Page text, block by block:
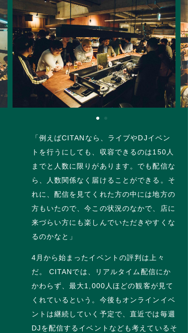
「例えばCITANなら、ライブやDJイベン
トを行うにしても、収容できるのは150人
までと人数に限りがあります。でも配信な
ら、人数関係なく届けることができる。そ
れに、配信を見てくれた方の中には地方の
方もいたので、今この状況のなかで、店に
来づらい方にも楽しんでいただきやすくな
るのかなと」
4月から始まったイベントの評判は上々
だ。 CITANでは、リアルタイム配信にか
かわらず、最大1,000人ほどの観客が見て
くれているという。今後もオンラインイベ
ントは継続していく予定で、直近では毎週
DJを配信するイベントなども考えているそ